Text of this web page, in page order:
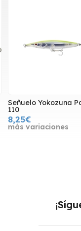
Yokozuna
variaciones